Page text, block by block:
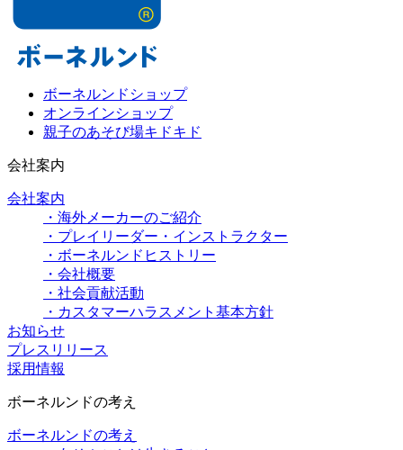
ボーネルンドショップ
オンラインショップ
親子のあそび場キドキド
会社案内
会社案内
・海外メーカーのご紹介
・プレイリーダー・インストラクター
・ボーネルンドヒストリー
・会社概要
・社会貢献活動
・カスタマーハラスメント基本方針
お知らせ
プレスリリース
採用情報
ボーネルンドの考え
ボーネルンドの考え